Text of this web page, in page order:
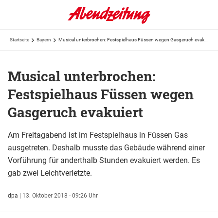
Startseite Bayern
Musical unterbrochen:
Festspielhaus Füssen wegen
Gasgeruch evakuiert
Am Freitagabend ist im Festspielhaus in Füssen Gas
ausgetreten. Deshalb musste das Gebäude während einer
Vorführung für anderthalb Stunden evakuiert werden. Es
gab zwei Leichtverletzte.
dpa | 13. Oktober 2018 - 09:26 Uhr